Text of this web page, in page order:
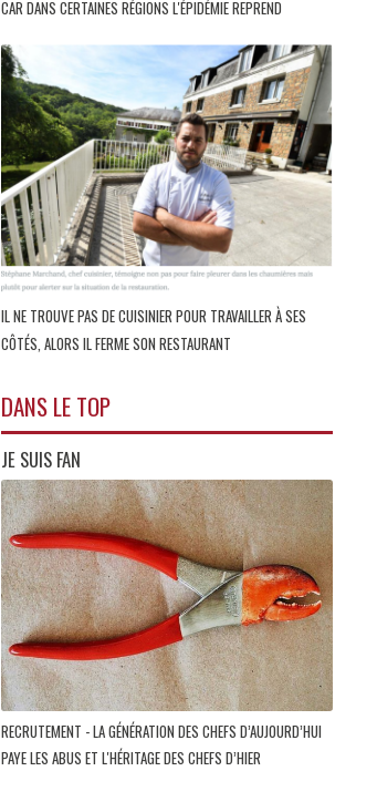
CAR DANS CERTAINES RÉGIONS L'ÉPIDÉMIE REPREND
IL NE TROUVE PAS DE CUISINIER POUR TRAVAILLER À SES
CÔTÉS, ALORS IL FERME SON RESTAURANT
DANS LE TOP
JE SUIS FAN
RECRUTEMENT - LA GÉNÉRATION DES CHEFS D’AUJOURD’HUI
PAYE LES ABUS ET L'HÉRITAGE DES CHEFS D’HIER